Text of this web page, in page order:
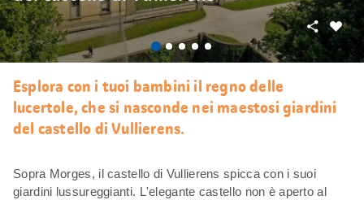
Mi
piace
Condividi
Esplora con i tuoi bambini il regno delle
lucertole, che si nasconde nei maestosi giardini
del castello di Vullierens.
Sopra Morges, il castello di Vullierens spicca con i suoi
giardini lussureggianti. L'elegante castello non è aperto al